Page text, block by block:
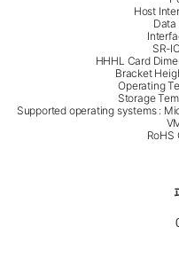
Host
Data
SR-
HHHL Card
Bracket
Operating
Storage
Supported operating systems :
RoHS